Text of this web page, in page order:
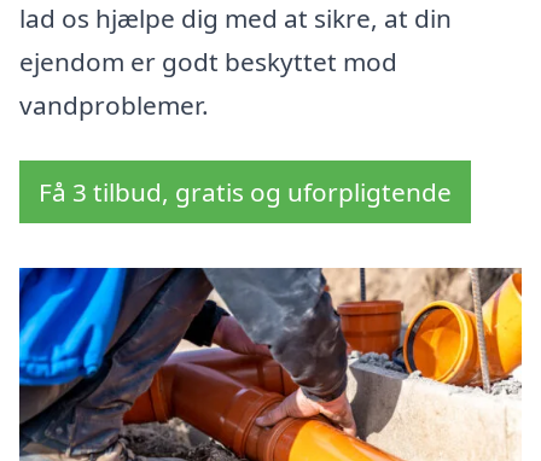
lad os hjælpe dig med at sikre, at din
ejendom er godt beskyttet mod
vandproblemer.
Få 3 tilbud, gratis og uforpligtende